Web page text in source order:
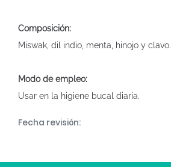
Composición:
Miswak, dil indio, menta, hinojo y clavo.
Modo de empleo:
Usar en la higiene bucal diaria.
Fecha revisión: